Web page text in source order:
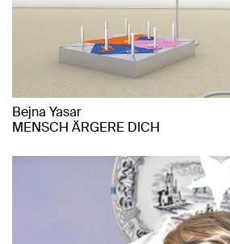
Bejna Yasar
MENSCH ÄRGERE DICH